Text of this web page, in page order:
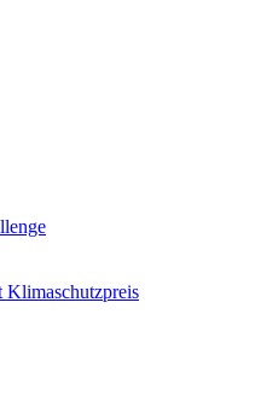
Klimaschutzpreis